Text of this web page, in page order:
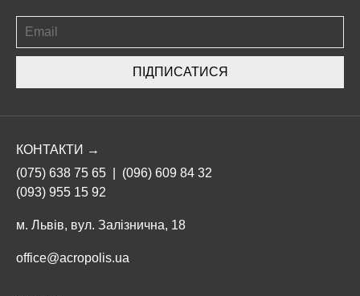
ПІДПИСАТИСЯ
КОНТАКТИ →
(075) 638 75 65
(096) 609 84 32
(093) 955 15 92
м. Львів, вул. Залізнична, 18
office@acropolis.ua